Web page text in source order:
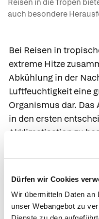
Dürfen wir Cookies
Wir übermitteln Daten an
unser Webangebot zu
auch besondere
Bei Reisen in
extreme Hitze
Abkühlung in der
Luftfeuchtigkeit eine
Organismus dar. Das
in den ersten
Akklimatisation zu
dosierten Portion
zuviel Sonne sowie
Zu denken ist auch
welche, am besten